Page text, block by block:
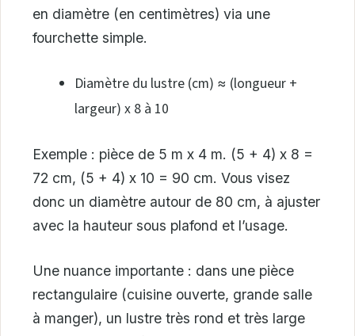
en diamètre (en centimètres) via une
fourchette simple.
Diamètre du lustre (cm) ≈ (longueur +
largeur) x 8 à 10
Exemple : pièce de 5 m x 4 m. (5 + 4) x 8 =
72 cm, (5 + 4) x 10 = 90 cm. Vous visez
donc un diamètre autour de 80 cm, à ajuster
avec la hauteur sous plafond et l’usage.
Une nuance importante : dans une pièce
rectangulaire (cuisine ouverte, grande salle
à manger), un lustre très rond et très large